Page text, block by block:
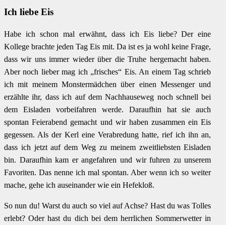
Ich liebe Eis
Habe ich schon mal erwähnt, dass ich Eis liebe? Der eine
Kollege brachte jeden Tag Eis mit. Da ist es ja wohl keine Frage,
dass wir uns immer wieder über die Truhe hergemacht haben.
Aber noch lieber mag ich „frisches“ Eis. An einem Tag schrieb
ich mit meinem Monstermädchen über einen Messenger und
erzählte ihr, dass ich auf dem Nachhauseweg noch schnell bei
dem Eisladen vorbeifahren werde. Daraufhin hat sie auch
spontan Feierabend gemacht und wir haben zusammen ein Eis
gegessen. Als der Kerl eine Verabredung hatte, rief ich ihn an,
dass ich jetzt auf dem Weg zu meinem zweitliebsten Eisladen
bin. Daraufhin kam er angefahren und wir fuhren zu unserem
Favoriten. Das nenne ich mal spontan. Aber wenn ich so weiter
mache, gehe ich auseinander wie ein Hefekloß.
So nun du! Warst du auch so viel auf Achse? Hast du was Tolles
erlebt? Oder hast du dich bei dem herrlichen Sommerwetter in